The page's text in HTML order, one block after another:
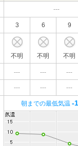
---
3 6 9
不明 不明 不明
--- --- ---
--- --- ---
朝までの最低気温 -